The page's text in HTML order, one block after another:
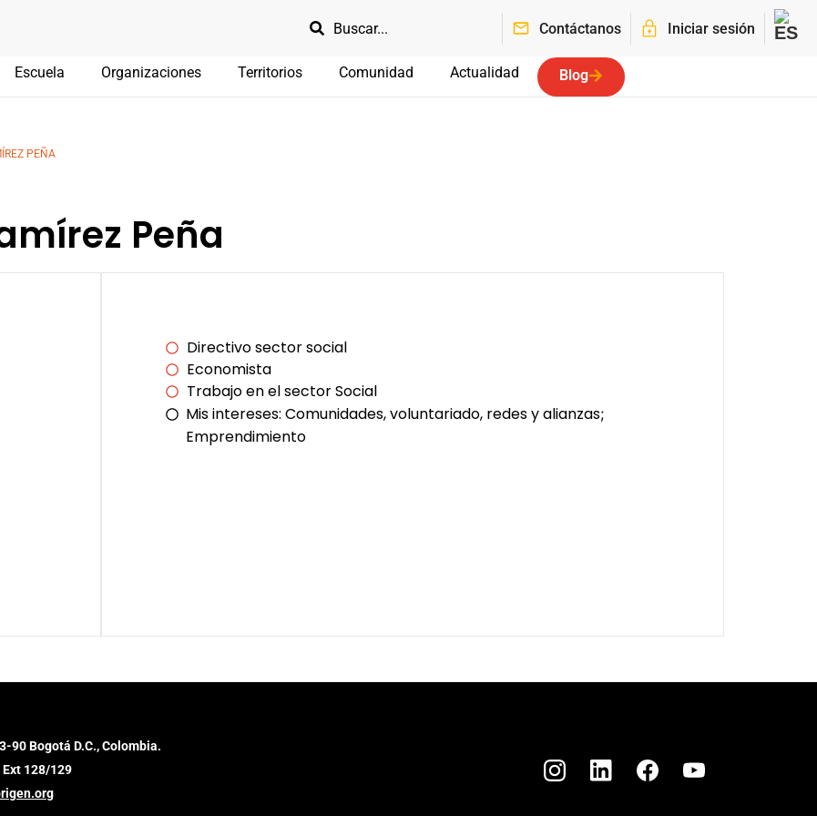
Contáctanos Iniciar sesión
Escuela Organizaciones Territorios Comunidad Actualidad Blog
PEÑA
Peña
Directivo sector social
Economista
Trabajo en el sector Social
Mis intereses: Comunidades, voluntariado, redes y alianzas;
Emprendimiento
90 Bogotá D.C., Colombia.
128/129